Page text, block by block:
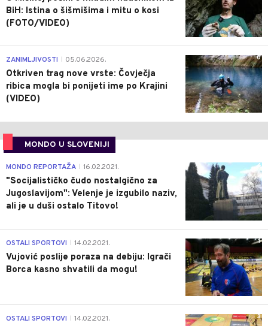
BiH: Istina o šišmišima i mitu o kosi
(FOTO/VIDEO)
0
ZANIMLJIVOSTI 05.06.2026.
Otkriven trag nove vrste: Čovječja
ribica mogla bi ponijeti ime po Krajini
(VIDEO)
MONDO U SLOVENIJI
4
MONDO REPORTAŽA 16.02.2021.
"Socijalističko čudo nostalgično za
Jugoslavijom": Velenje je izgubilo naziv,
ali je u duši ostalo Titovo!
1
OSTALI SPORTOVI 14.02.2021.
Vujović poslije poraza na debiju: Igrači
Borca kasno shvatili da mogu!
3
OSTALI SPORTOVI 14.02.2021.